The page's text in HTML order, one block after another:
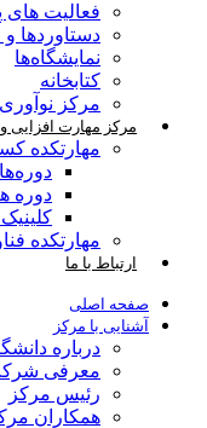
فعالیت
دستاوردها و
نمایشگاه‌ها
کتابخانه
مرکز
مرکز مهارت افزایی
مهارتکده
دوره
مهارتکده
ارتباط با ما
صفحه اصلی
آشنایی با مرکز
درباره
معرفی
رئیس مرکز
همکاران